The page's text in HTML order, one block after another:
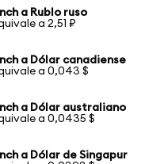
a Rublo ruso
a 2,51 ₽
a Dólar canadiense
a 0,043 $
a Dólar australiano
a 0,0435 $
a Dólar de Singapur